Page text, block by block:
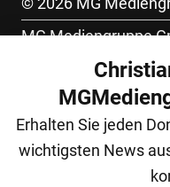
MG Mediengruppe
Burgring 1/7
1010 Wien
+43 (1) 522 14 14
office@mgmedien.at
Erhalten Sie jeden
wichtigsten News